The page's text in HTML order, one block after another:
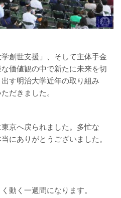
創世支援」、そして主体手金
価値観の中で新たに未来を切
す明治大学近年の取り組み
だきました。
京へ戻られました。多忙な
にありがとうございました。
動く一週間になります。